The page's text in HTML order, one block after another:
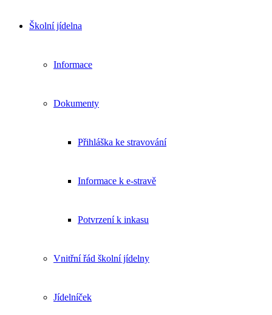
Školní jídelna
Informace
Dokumenty
Přihláška ke stravování
Informace k e-stravě
Potvrzení k inkasu
Vnitřní řád školní jídelny
Jídelníček